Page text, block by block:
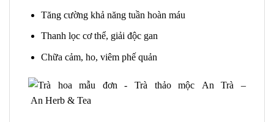
Tăng cường khả năng tuần hoàn máu
Thanh lọc cơ thể, giải độc gan
Chữa cảm, ho, viêm phế quản